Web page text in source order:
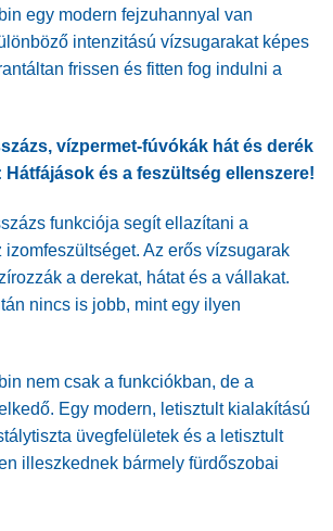
egy modern fejzuhannyal van
intenzitású vízsugarakat képes
frissen és fitten fog indulni a
vízpermet-fúvókák hát és derék
és a feszültség ellenszere!
funkciója segít ellazítani a
izomfeszültséget. Az erős vízsugarak
a derekat, hátat és a vállakat.
nincs is jobb, mint egy ilyen
nem csak a funkciókban, de a
Egy modern, letisztult kialakítású
üvegfelületek és a letisztult
illeszkednek bármely fürdőszobai